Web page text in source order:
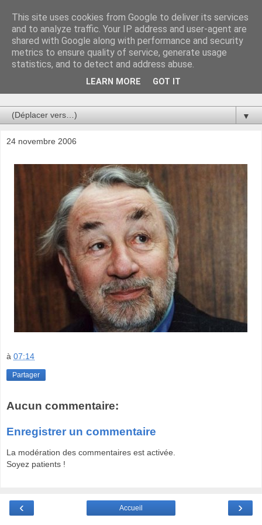
Au bistro !
La connerie étant le seul chemin susceptible de nous faire
entrevoir une parcelle de vérité, utilisons la par des moyens
de communication efficaces. Le temps qu'on remplisse nos
▼
24 novembre 2006
à 07:14
Partager
Aucun commentaire:
Enregistrer un commentaire
La modération des commentaires est activée.
Soyez patients !
‹ ›
Accueil
This site uses cookies from Google to deliver its services
and to analyze traffic. Your IP address and user-agent are
shared with Google along with performance and security
metrics to ensure quality of service, generate usage
statistics, and to detect and address abuse.
LEARN MORE GOT IT